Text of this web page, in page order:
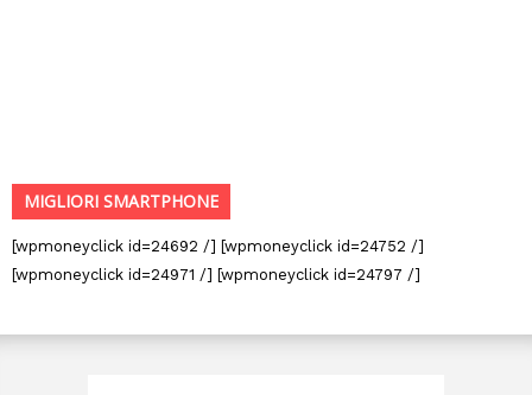
MIGLIORI SMARTPHONE
[wpmoneyclick id=24692 /] [wpmoneyclick id=24752 /]
[wpmoneyclick id=24971 /] [wpmoneyclick id=24797 /]